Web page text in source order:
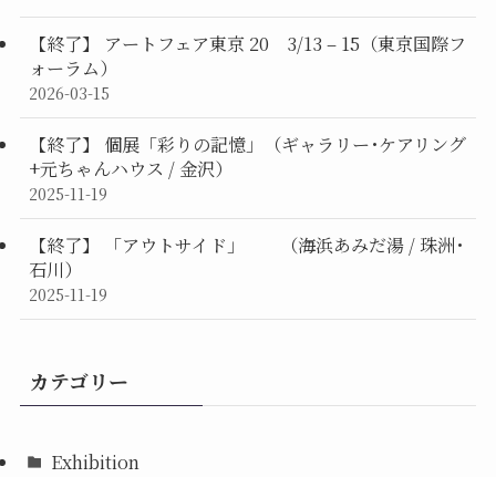
【終了】 アートフェア東京 20 3/13 – 15（東京国際フ
ォーラム）
2026-03-15
【終了】 個展「彩りの記憶」（ギャラリー･ケアリング
+元ちゃんハウス / 金沢）
2025-11-19
【終了】 「アウトサイド」 （海浜あみだ湯 / 珠洲･
石川）
2025-11-19
カテゴリー
Exhibition